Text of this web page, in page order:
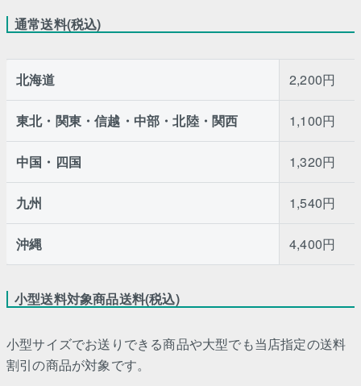
通常送料(税込)
北海道 2,200円
東北・関東・信越・中部・北陸・関西 1,100円
中国・四国 1,320円
九州 1,540円
沖縄 4,400円
小型送料対象商品送料(税込)
小型サイズでお送りできる商品や大型でも当店指定の送料
割引の商品が対象です。